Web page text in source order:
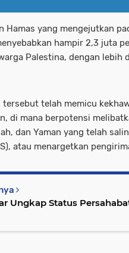
Hamas yang mengejutkan
hampir 2,3 juta
Palestina, dengan
tersebut telah memicu
di mana berpotensi
dan Yaman yang telah
atau menargetkan
Ungkap Status